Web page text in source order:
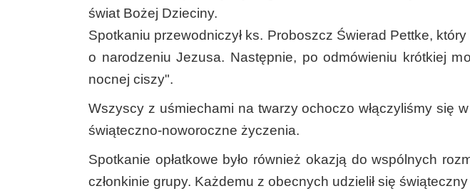
świat Bożej Dzieciny.
Spotkaniu przewodniczył ks. Proboszcz Świerad Pettke,
o narodzeniu Jezusa. Następnie, po odmówieniu krótkiej
nocnej ciszy".
Wszyscy z uśmiechami na twarzy ochoczo włączyliśmy się
świąteczno-noworoczne życzenia.
Spotkanie opłatkowe było również okazją do wspólnych
członkinie grupy. Każdemu z obecnych udzielił się